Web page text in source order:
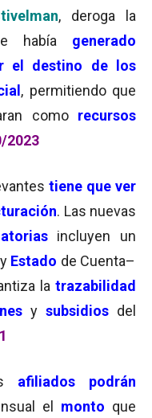
, deroga la
había generado
el destino de los
, permitiendo que
como recursos
2023
tiene que ver
. Las nuevas
incluyen un
Estado de Cuenta–
la trazabilidad
y subsidios del
afiliados podrán
el monto que